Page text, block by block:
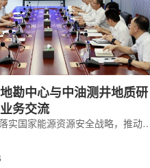
勘中心与中油测井地质研
务交流
实国家能源资源安全战略，推动